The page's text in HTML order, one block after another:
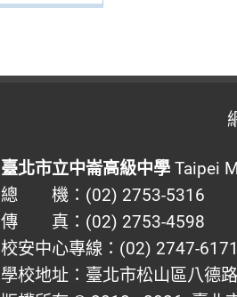
臺北市立中崙高級中學Taipei
總 機：(02) 2753-5316
傳 真：(02) 2753-4598
校安中心專線：(02) 2747-6171
學校地址：臺北市松山區八德